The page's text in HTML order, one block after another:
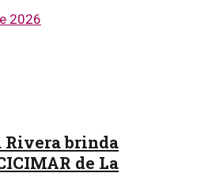
2026
brinda
de La